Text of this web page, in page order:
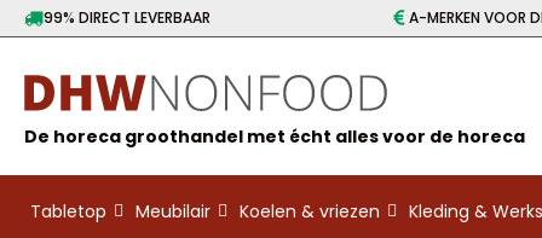
99% DIRECT LEVERBAAR A-MERKEN VOOR
De horeca groothandel met écht alles voor de horeca
Tabletop Meubilair Koelen & vriezen Kleding &